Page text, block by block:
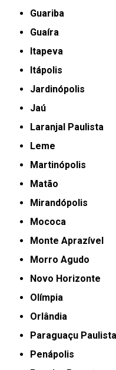
Guariba
Guaíra
Itapeva
Itápolis
Jardinópolis
Jaú
Laranjal Paulista
Leme
Martinópolis
Matão
Mirandópolis
Mococa
Monte Aprazível
Morro Agudo
Novo Horizonte
Olímpia
Orlândia
Paraguaçu Paulista
Penápolis